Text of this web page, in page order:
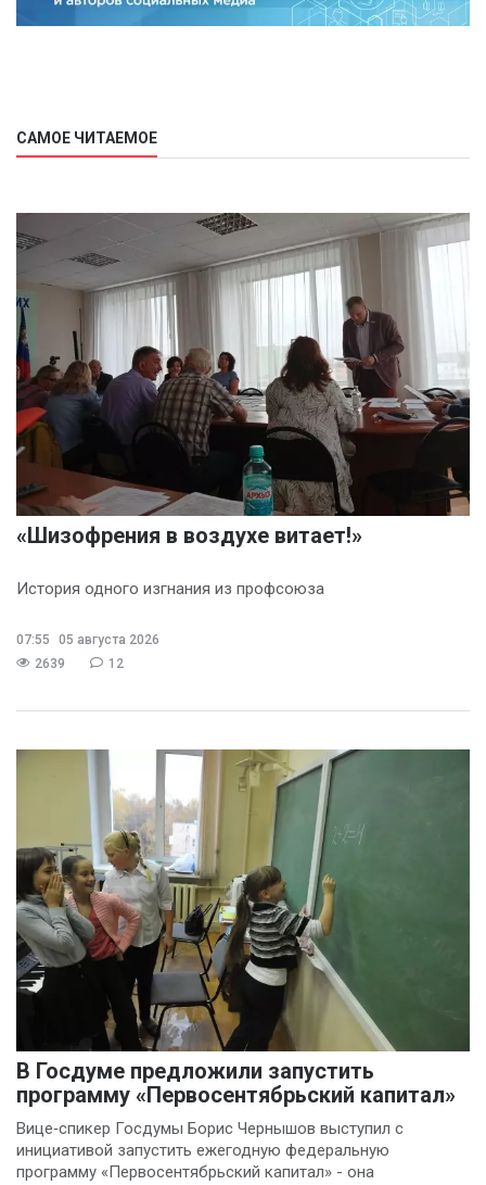
САМОЕ ЧИТАЕМОЕ
«Шизофрения в воздухе витает!»
История одного изгнания из профсоюза
07:55
05 августа 2026
2639
12
В Госдуме предложили запустить
программу «Первосентябрьский капитал»
Вице‑спикер Госдумы Борис Чернышов выступил с
инициативой запустить ежегодную федеральную
программу «Первосентябрьский капитал» - она